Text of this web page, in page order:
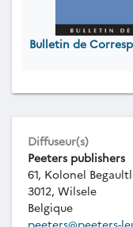
Bulletin de
Diffuseur(s)
Peeters publishers
61, Kolonel
3012, Wilsele
Belgique
peeters@peeters-